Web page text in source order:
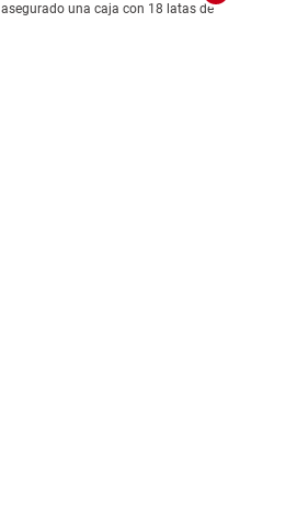
una caja con 18 latas de